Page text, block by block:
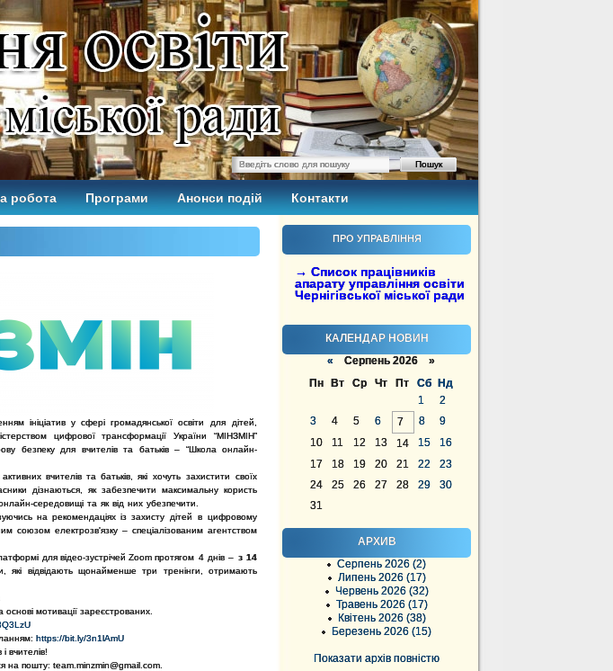
робота Програми Анонси подій Контакти
ПРО УПРАВЛІННЯ
→ Список працівників
апарату управління освіти
Чернігівської міської ради
КАЛЕНДАР НОВИН
« Серпень 2026 »
Пн
Вт Ср Чт Пт Сб
Нд
1
2
3
4 5 6 7 8
9
10
11 12 13 14 15
16
17
18 19 20 21 22
23
24
25 26 27 28 29
30
31
АРХИВ
Серпень 2026 (2)
Липень 2026 (17)
Червень 2026 (32)
Травень 2026 (17)
Квітень 2026 (38)
Березень 2026 (15)
Показати архів повністю
ініціатив у сфері громадянської освіти для дітей,
цифрової трансформації України “МІНЗМІН”
безпеку для вчителів та батьків – “Школа онлайн-
вчителів та батьків, які хочуть захистити своїх
дізнаються, як забезпечити максимальну користь
середовищі та як від них убезпечити.
на рекомендаціях із захисту дітей в цифровому
союзом електрозв'язку – спеціалізованим агентством
для відео-зустрічей Zoomпротягом 4 днів – з 14
які відвідають щонайменше три тренінги, отримають
основі мотивації зареєстрованих.
https://bit.ly/3n1lAmU
вчителів!
на пошту: team.minzmin@gmail.com.